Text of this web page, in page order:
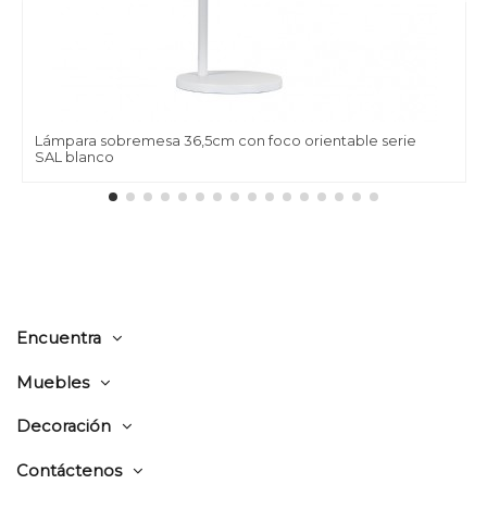
Lámpara sobremesa 36,5cm con foco orientable serie
SAL blanco
Encuentra
Muebles
Decoración
Contáctenos